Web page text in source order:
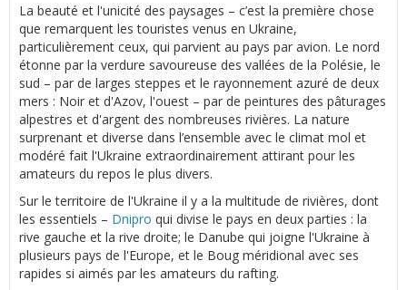
La beauté et l'unicité des paysages – c’est la première chose
que remarquent les touristes venus en Ukraine,
particulièrement ceux, qui parvient au pays par avion. Le nord
étonne par la verdure savoureuse des vallées de la Polésie, le
sud – par de larges steppes et le rayonnement azuré de deux
mers : Noir et d'Azov, l'ouest – par de peintures des pâturages
alpestres et d'argent des nombreuses rivières. La nature
surprenant et diverse dans l’ensemble avec le climat mol et
modéré fait l'Ukraine extraordinairement attirant pour les
amateurs du repos le plus divers.
Sur le territoire de l'Ukraine il y a la multitude de rivières, dont
les essentiels – Dnipro qui divise le pays en deux parties : la
rive gauche et la rive droite; le Danube qui joigne l'Ukraine à
plusieurs pays de l'Europe, et le Boug méridional avec ses
rapides si aimés par les amateurs du rafting.